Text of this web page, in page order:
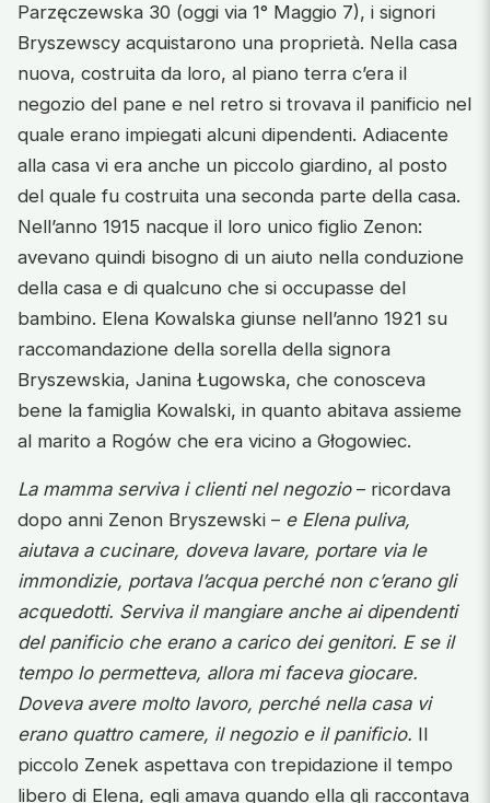
Parzęczewska 30 (oggi via 1° Maggio 7), i signori
Bryszewscy acquistarono una proprietà. Nella casa
nuova, costruita da loro, al piano terra c’era il
negozio del pane e nel retro si trovava il panificio nel
quale erano impiegati alcuni dipendenti. Adiacente
alla casa vi era anche un piccolo giardino, al posto
del quale fu costruita una seconda parte della casa.
Nell’anno 1915 nacque il loro unico figlio Zenon:
avevano quindi bisogno di un aiuto nella conduzione
della casa e di qualcuno che si occupasse del
bambino. Elena Kowalska giunse nell’anno 1921 su
raccomandazione della sorella della signora
Bryszewskia, Janina Ługowska, che conosceva
bene la famiglia Kowalski, in quanto abitava assieme
al marito a Rogów che era vicino a Głogowiec.
La mamma serviva i clienti nel negozio– ricordava
dopo anni Zenon Bryszewski – e Elena puliva,
aiutava a cucinare, doveva lavare, portare via le
immondizie, portava l’acqua perché non c’erano gli
acquedotti. Serviva il mangiare anche ai dipendenti
del panificio che erano a carico dei genitori. E se il
tempo lo permetteva, allora mi faceva giocare.
Doveva avere molto lavoro, perché nella casa vi
erano quattro camere, il negozio e il panificio. Il
piccolo Zenek aspettava con trepidazione il tempo
libero di Elena, egli amava quando ella gli raccontava